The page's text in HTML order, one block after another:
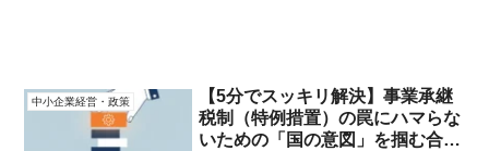
中小企業経営・政策
【5分でスッキリ解決】事業承継
税制（特例措置）の罠にハマらな
いための「国の意図」を掴む合格